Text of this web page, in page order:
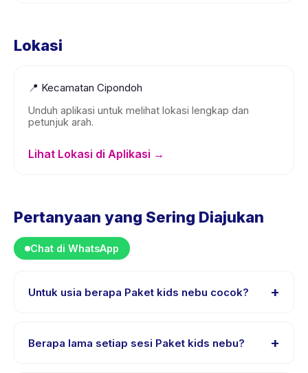
Lokasi
📍 Kecamatan Cipondoh
Unduh aplikasi untuk melihat lokasi lengkap dan
petunjuk arah.
Lihat Lokasi di Aplikasi →
Pertanyaan yang Sering Diajukan
Chat di WhatsApp
Untuk usia berapa Paket kids nebu cocok? +
tahun. Instruktur menyesuaikan program untuk berbagai
tingkat kemampuan dalam rentang usia ini sehingga
Berapa lama setiap sesi Paket kids nebu? +